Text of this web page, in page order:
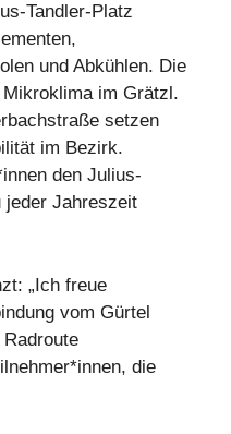
Tandler-Platz
und Abkühlen. Die
im Grätzl.
setzen
im Bezirk.
den Julius-
jeder Jahreszeit
„Ich freue
vom Gürtel
die